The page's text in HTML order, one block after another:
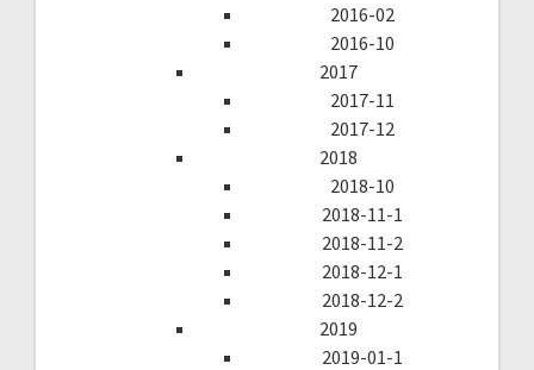
2016-02
2016-10
2017
2017-11
2017-12
2018
2018-10
2018-11-1
2018-11-2
2018-12-1
2018-12-2
2019
2019-01-1